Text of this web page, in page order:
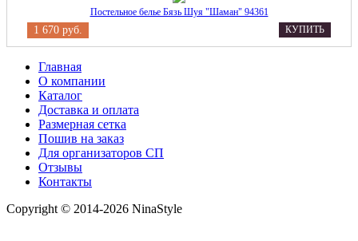
Постельное белье Бязь Шуя "Шаман" 94361
1 670 руб. КУПИТЬ
Главная
О компании
Каталог
Доставка и оплата
Размерная сетка
Пошив на заказ
Для организаторов СП
Отзывы
Контакты
Copyright © 2014-2026 NinaStyle